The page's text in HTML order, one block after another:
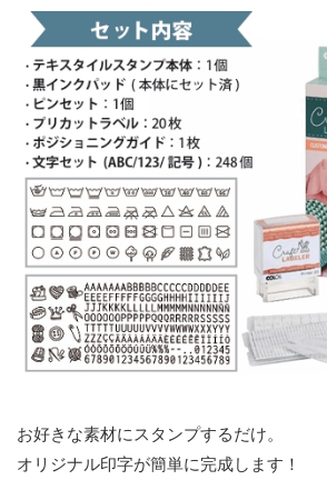
お好きな素材にスタンプするだけ。
オリジナル印字が簡単に完成します！